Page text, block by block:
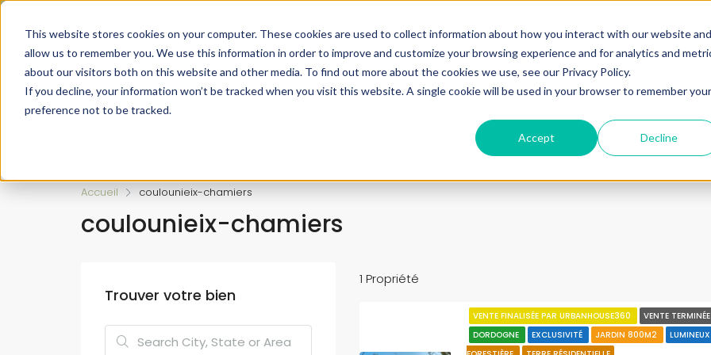
This website stores cookies on your computer. These cookies are used to collect information about how you interact with our website and
allow us to remember you. We use this information in order to improve and customize your browsing experience and for analytics and
about our visitors both on this website and other media. To find out more about the cookies we use, see our Privacy Policy.
If you decline, your information won’t be tracked when you visit this website. A single cookie will be used in your browser to remember your
preference not to be tracked.
Accept Decline
+33683110097
contact@urbanhouse360.com
Nos Biens Nos infos
Accueil coulounieix-chamiers
coulounieix-chamiers
1 Propriété
VENTE FINALISÉE PAR URBANHOUSE360 VENTE TERMINÉE
DORDOGNE
EXCLUSIVITÉ JARDIN 800M2 LUMINEUX
Trouver votre bien